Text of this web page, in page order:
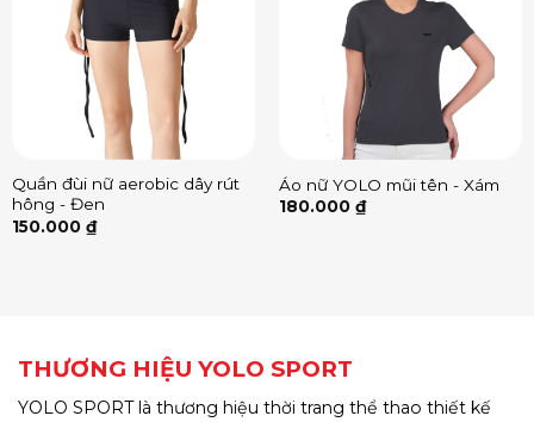
Quần đùi nữ aerobic dây rút
hông - Đen
150.000 ₫
Áo nữ YOLO mũi tên - Xám
180.000 ₫
THƯƠNG HIỆU YOLO SPORT
YOLO SPORT là thương hiệu thời trang thể thao thiết kế